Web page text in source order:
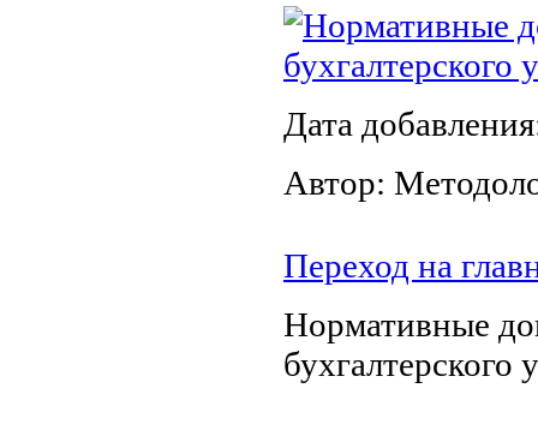
Нормативные
бухгалтерского
Дата
Автор:
Переход на
Нормативные
бухгалтерского